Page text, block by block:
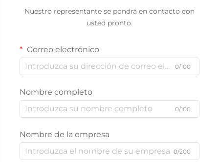
Nuestro representante se pondrá en contacto con
usted pronto.
Correo electrónico
0/100
Nombre completo
0/100
Nombre de la empresa
0/200